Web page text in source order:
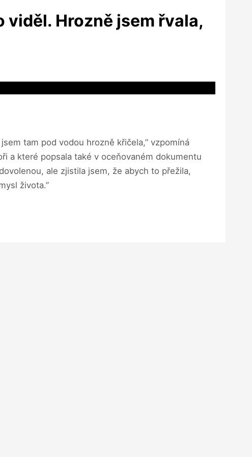
Hrozně jsem řvala,
tam pod vodou hrozně křičela,” vzpomíná
a které popsala také v oceňovaném dokumentu
ale zjistila jsem, že abych to přežila,
života.”